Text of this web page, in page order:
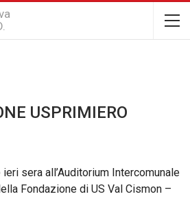
USPRIMIERO
sera all’Auditorium Intercomunale
Fondazione di US Val Cismon –